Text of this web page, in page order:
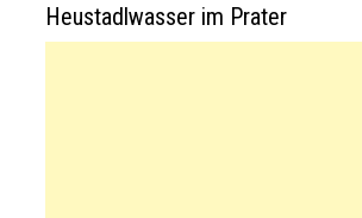
Heustadlwasser im Prater